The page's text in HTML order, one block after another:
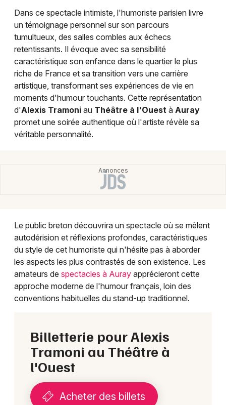
Actus dans le Morbihan
Magazine dans le Morbihan
Je m'abonne
Dans ce spectacle intimiste, l'humoriste parisien livre
un témoignage personnel sur son parcours
tumultueux, des salles combles aux échecs
retentissants. Il évoque avec sa sensibilité
caractéristique son enfance dans le quartier le plus
riche de France et sa transition vers une carrière
artistique, transformant ses expériences de vie en
moments d'humour touchants. Cette représentation
d'Alexis Tramoni au Théâtre à l'Ouest à Auray
promet une soirée authentique où l'artiste révèle sa
véritable personnalité.
Le public breton découvrira un spectacle où se mêlent
autodérision et réflexions profondes, caractéristiques
du style de cet humoriste qui n'hésite pas à aborder
les aspects les plus contrastés de son existence. Les
amateurs de spectacles à Auray apprécieront cette
approche moderne de l'humour français, loin des
conventions habituelles du stand-up traditionnel.
Billetterie pour Alexis
Tramoni au Théâtre à
l'Ouest
Acheter des billets